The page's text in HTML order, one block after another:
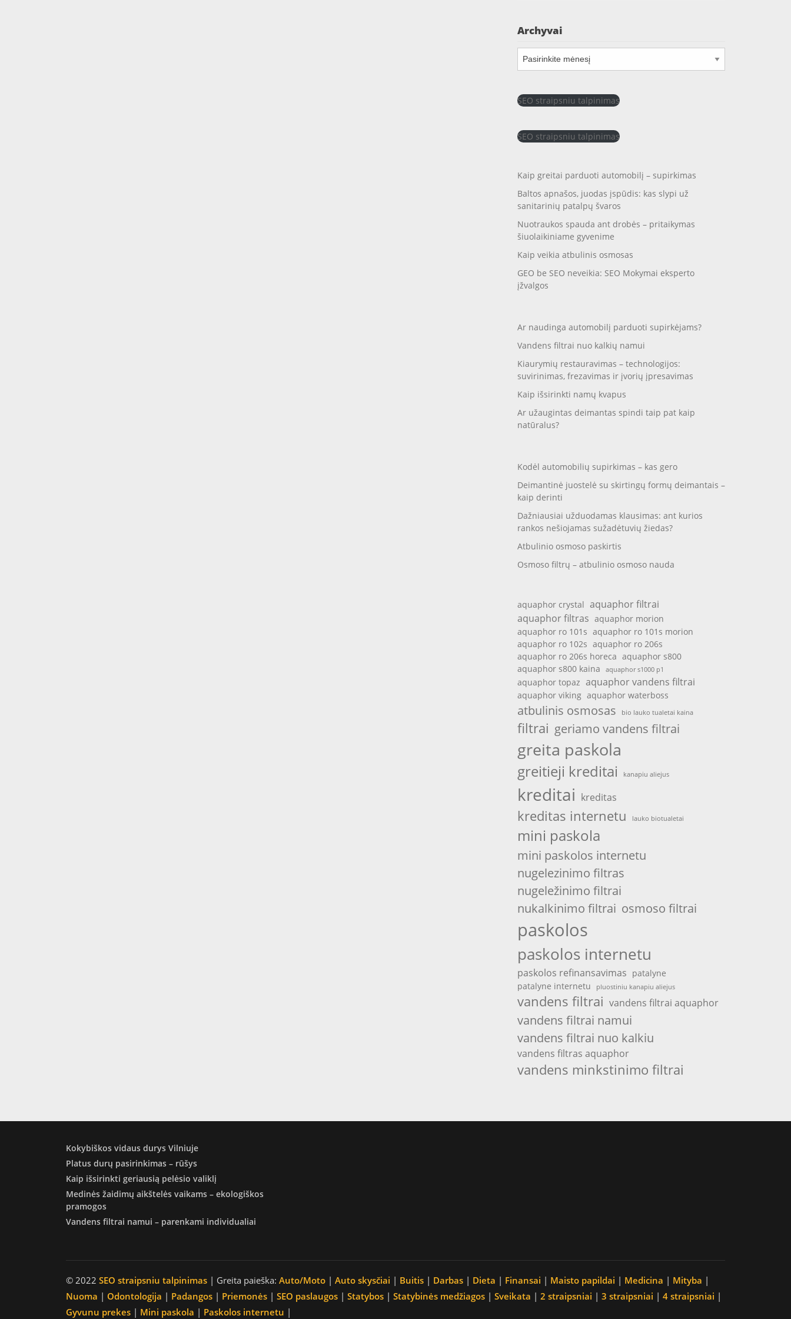
Archyvai
Archyvai
SEO straipsniu talpinimas
SEO straipsniu talpinimas
Kaip greitai parduoti automobilį – supirkimas
Baltos apnašos, juodas įspūdis: kas slypi už
sanitarinių patalpų švaros
Nuotraukos spauda ant drobės – pritaikymas
šiuolaikiniame gyvenime
Kaip veikia atbulinis osmosas
GEO be SEO neveikia: SEO Mokymai eksperto
įžvalgos
Ar naudinga automobilį parduoti supirkėjams?
Vandens filtrai nuo kalkių namui
Kiaurymių restauravimas – technologijos:
suvirinimas, frezavimas ir įvorių įpresavimas
Kaip išsirinkti namų kvapus
Ar užaugintas deimantas spindi taip pat kaip
natūralus?
Kodėl automobilių supirkimas – kas gero
Deimantinė juostelė su skirtingų formų deimantais –
kaip derinti
Dažniausiai užduodamas klausimas: ant kurios
rankos nešiojamas sužadėtuvių žiedas?
Atbulinio osmoso paskirtis
Osmoso filtrų – atbulinio osmoso nauda
aquaphor crystal aquaphor filtrai
aquaphor filtras aquaphor morion
aquaphor ro 101s aquaphor ro 101s morion
aquaphor ro 102s aquaphor ro 206s
aquaphor ro 206s horeca aquaphor s800
aquaphor s800 kaina
aquaphor s1000 p1
aquaphor topaz aquaphor vandens filtrai
aquaphor viking aquaphor waterboss
atbulinis osmosas bio lauko tualetai kaina
filtrai geriamo vandens filtrai
greita paskola
greitieji kreditai kanapiu aliejus
kreditai kreditas
kreditas internetu lauko biotualetai
mini paskola
mini paskolos internetu
nugelezinimo filtras
nugeležinimo filtrai
nukalkinimo filtrai osmoso filtrai
paskolos
paskolos internetu
paskolos refinansavimas patalyne
patalyne internetu
pluostiniu kanapiu aliejus
vandens filtrai vandens filtrai aquaphor
vandens filtrai namui
vandens filtrai nuo kalkiu
vandens filtras aquaphor
vandens minkstinimo filtrai
Kokybiškos vidaus durys Vilniuje
Platus durų pasirinkimas – rūšys
Kaip išsirinkti geriausią pelėsio valiklį
Medinės žaidimų aikštelės vaikams – ekologiškos
pramogos
Vandens filtrai namui – parenkami individualiai
© 2022 SEO straipsniu talpinimas | Greita paieška: Auto/Moto | Auto skysčiai | Buitis | Darbas | Dieta | Finansai | Maisto papildai | Medicina | Mityba |
Nuoma | Odontologija | Padangos | Priemonės | SEO paslaugos | Statybos | Statybinės medžiagos | Sveikata | 2 straipsniai | 3 straipsniai | 4 straipsniai |
Gyvunu prekes | Mini paskola | Paskolos internetu |